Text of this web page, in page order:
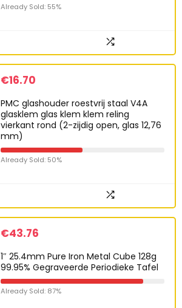
Already Sold: 55%
€16.70
PMC glashouder roestvrij staal V4A
glasklem glas klem klem reling
vierkant rond (2-zijdig open, glas 12,76
mm)
Already Sold: 50%
€43.76
1″ 25.4mm Pure Iron Metal Cube 128g
99.95% Gegraveerde Periodieke Tafel
Already Sold: 87%